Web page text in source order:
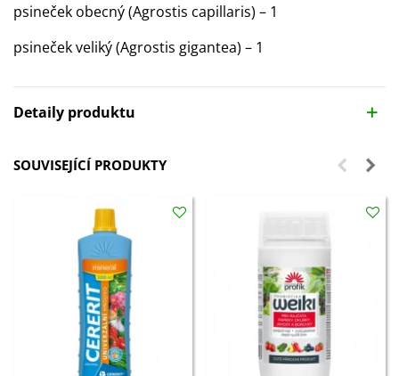
psineček obecný (Agrostis capillaris) – 1
psineček veliký (Agrostis gigantea) – 1
Detaily produktu
SOUVISEJÍCÍ PRODUKTY